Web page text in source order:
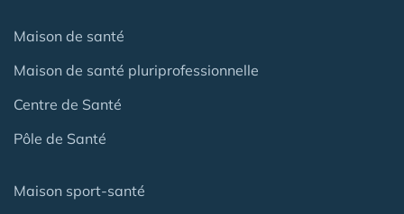
Maison de santé
Maison de santé pluriprofessionnelle
Centre de Santé
Pôle de Santé
Maison sport-santé